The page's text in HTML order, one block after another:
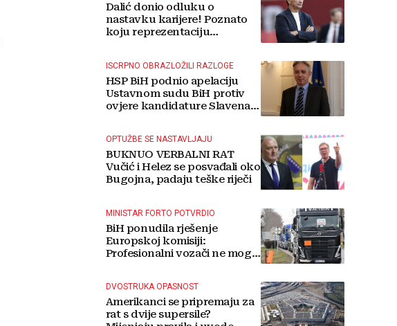
Dalić donio odluku o
nastavku karijere! Poznato
koju reprezentaciju
ISCRPNO OBRAZLOŽILI RAZLOGE
HSP BiH podnio apelaciju
Ustavnom sudu BiH protiv
ovjere kandidature Slavena
OPTUŽBE SE NASTAVLJAJU
BUKNUO VERBALNI RAT
Vučić i Helez se posvađali oko
Bugojna, padaju teške riječi
MINISTAR FORTO POTVRDIO
BiH ponudila rješenje
Europskoj komisiji:
Profesionalni vozači ne mogu
DVOSTRUKA OPASNOST
Amerikanci se pripremaju za
rat s dvije supersile?